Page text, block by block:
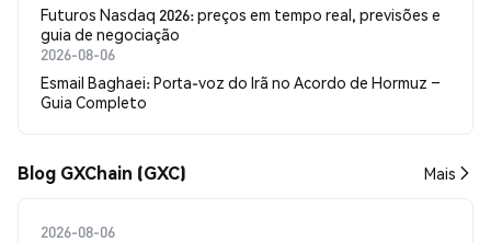
Futuros Nasdaq 2026: preços em tempo real, previsões e
guia de negociação
2026-08-06
Esmail Baghaei: Porta-voz do Irã no Acordo de Hormuz –
Guia Completo
Blog GXChain (GXC) Mais
2026-08-06